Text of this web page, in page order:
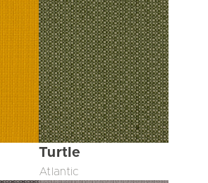
Turtle
Atlantic